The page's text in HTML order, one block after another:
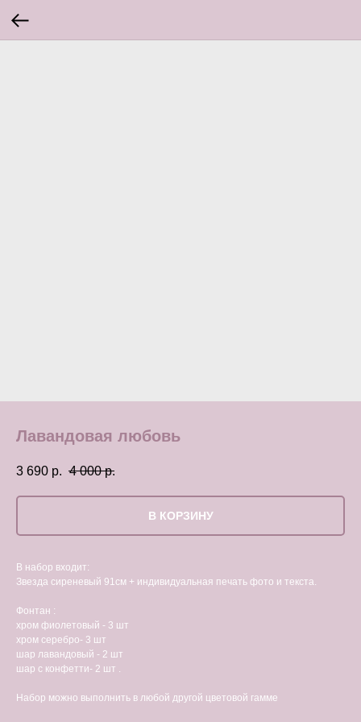
Лавандовая любовь
3 690 р. 4 000 р.
В КОРЗИНУ
В набор входит:
Звезда сиреневый 91см + индивидуальная печать фото и текста.
Фонтан :
хром фиолетовый - 3 шт
хром серебро- 3 шт
шар лавандовый - 2 шт
шар с конфетти- 2 шт .
Набор можно выполнить в любой другой цветовой гамме